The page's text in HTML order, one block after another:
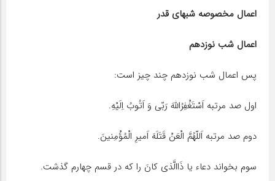
اعمال مخصوصه شبهاى قدر
اعمال شب نوزدهم
پس اعمال شب نوزدهم چند چیز است:
اول صد مرتبه اَسْتَغْفِرُاللّهَ رَبّى وَ اَتُوبُ اِلَیْهِ.
دوم صد مرتبه اَللّهُمَّ الْعَنْ قَتَلَهَ اَمیرِ الْمُؤْمِنینَ.
سوم بخواند دعاء یا ذَاالَّذى کانَ را که در قسم چهارم گذشت.